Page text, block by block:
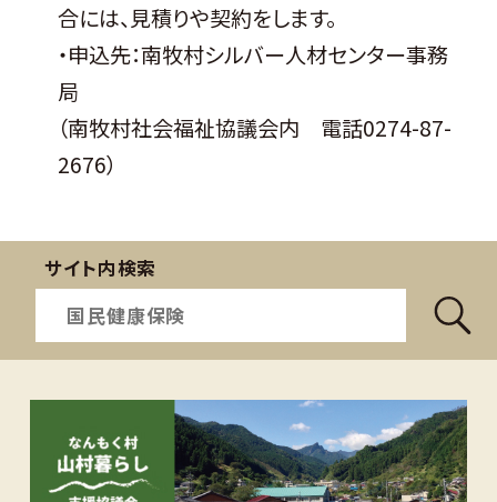
合には、見積りや契約をします。
・申込先：南牧村シルバー人材センター事務
局
（南牧村社会福祉協議会内 電話0274-87-
2676）
サイト内検索